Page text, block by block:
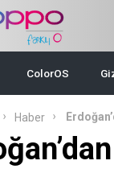
ColorOS
Haber